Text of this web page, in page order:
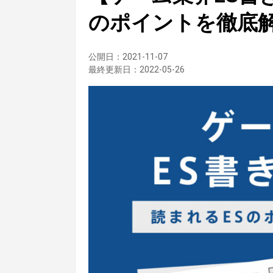
のポイントを徹底
公開日： 2021-11-07
最終更新日： 2022-05-26